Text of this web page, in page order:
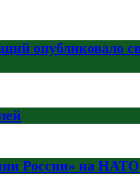
опубликовало
России» на НАТО